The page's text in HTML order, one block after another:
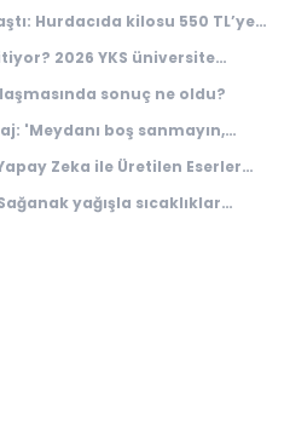
Hurdacıda kilosu 550 TL’ye
2026 YKS üniversite
sonuç ne oldu?
'Meydanı boş sanmayın,
Zeka ile Üretilen Eserler
yağışla sıcaklıklar